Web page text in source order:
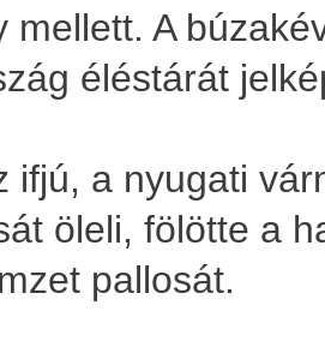
mellett. A
éléstárát
ifjú, a nyugati
öleli, fölötte a
pallosát.